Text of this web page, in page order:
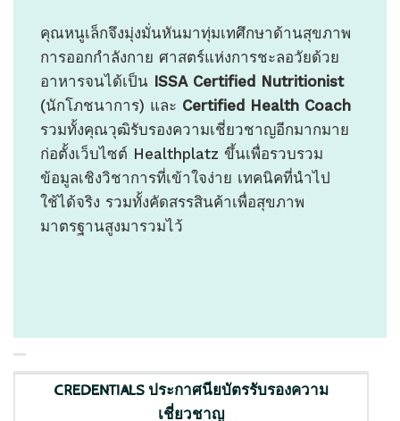
คุณหนูเล็กจึงมุ่งมั่นหันมาทุ่มเทศึกษาด้านสุขภาพ
การออกกำลังกาย ศาสตร์แห่งการชะลอวัยด้วย
อาหารจนได้เป็น ISSA Certified Nutritionist
(นักโภชนาการ) และ Certified Health Coach
รวมทั้งคุณวุฒิรับรองความเชี่ยวชาญอีกมากมาย
ก่อตั้งเว็บไซต์ Healthplatz ขึ้นเพื่อรวบรวม
ข้อมูลเชิงวิชาการที่เข้าใจง่าย เทคนิคที่นำไป
ใช้ได้จริง รวมทั้งคัดสรรสินค้าเพื่อสุขภาพ
มาตรฐานสูงมารวมไว้
CREDENTIALS ประกาศนียบัตรรับรองความ
เชี่ยวชาญ